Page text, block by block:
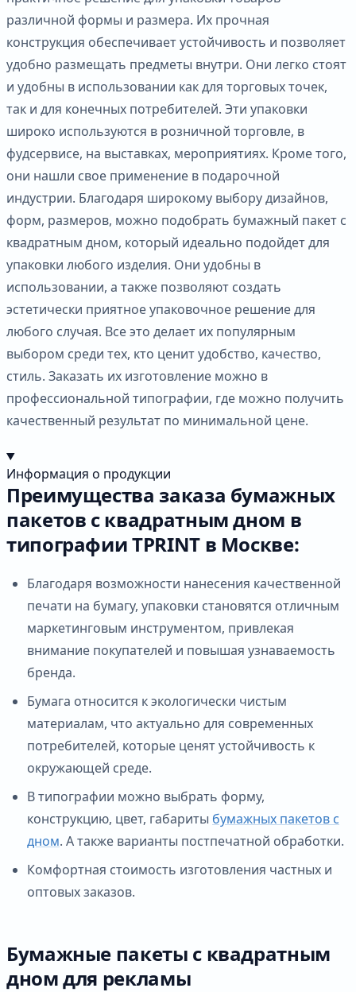
различной формы и размера. Их прочная
конструкция обеспечивает устойчивость и позволяет
удобно размещать предметы внутри. Они легко стоят
и удобны в использовании как для торговых точек,
так и для конечных потребителей. Эти упаковки
широко используются в розничной торговле, в
фудсервисе, на выставках, мероприятиях. Кроме того,
они нашли свое применение в подарочной
индустрии. Благодаря широкому выбору дизайнов,
форм, размеров, можно подобрать бумажный пакет с
квадратным дном, который идеально подойдет для
упаковки любого изделия. Они удобны в
использовании, а также позволяют создать
эстетически приятное упаковочное решение для
любого случая. Все это делает их популярным
выбором среди тех, кто ценит удобство, качество,
стиль. Заказать их изготовление можно в
профессиональной типографии, где можно получить
качественный результат по минимальной цене.
Информация о продукции
Преимущества заказа бумажных
пакетов с квадратным дном в
типографии TPRINT в Москве:
Благодаря возможности нанесения качественной
печати на бумагу, упаковки становятся отличным
маркетинговым инструментом, привлекая
внимание покупателей и повышая узнаваемость
бренда.
Бумага относится к экологически чистым
материалам, что актуально для современных
потребителей, которые ценят устойчивость к
окружающей среде.
В типографии можно выбрать форму,
конструкцию, цвет, габариты бумажных пакетов с
дном. А также варианты постпечатной обработки.
Комфортная стоимость изготовления частных и
оптовых заказов.
Бумажные пакеты с квадратным
дном для рекламы